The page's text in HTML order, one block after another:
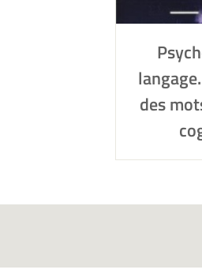
des